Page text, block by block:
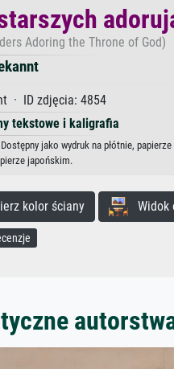
Adoring the Throne of God)
· ID zdjęcia: 4854
tekstowe i kaligrafia
jako wydruk na płótnie,
japońskim.
kolor ściany Widok